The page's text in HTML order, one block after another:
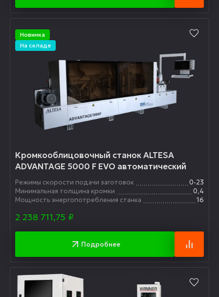
Новинка
На складе
Кромкооблицовочный станок ALTESA
ADVANTAGE 5000 F EVO автоматический
Режимы скорости подачи заготовок
0-23
Минимальная толщина кромки
0,4
Мощность энергопотребления станка
16
2 238 711,75 ₽
Подробнее